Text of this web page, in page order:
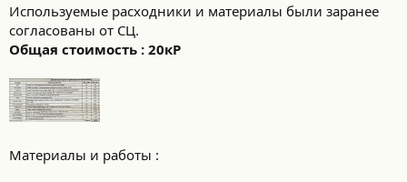
Используемые расходники и материалы были заранее
согласованы от СЦ.
Общая стоимость : 20кР
Материалы и работы :